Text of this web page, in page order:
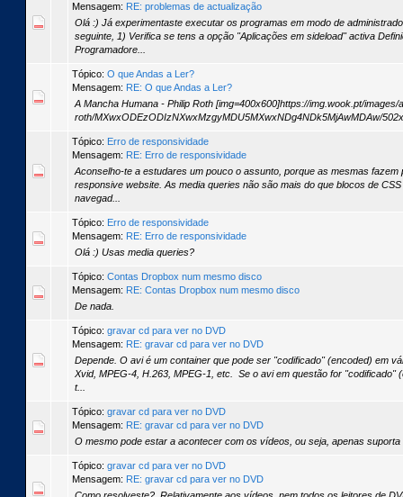
Mensagem: RE: problemas de actualização
Olá :) Já experimentaste executar os programas em modo de
seguinte, 1) Verifica se tens a opção "Aplicações em sideload" activa
Programadore...
Tópico: O que Andas a Ler?
Mensagem: RE: O que Andas a Ler?
A Mancha Humana - Philip Roth [img=400x600]https://img.wook.pt/
roth/MXwxODEzODIzNXwxMzgyMDU5MXwxNDg4NDk5MjAwMDAw/
Tópico: Erro de responsividade
Mensagem: RE: Erro de responsividade
Aconselho-te a estudares um pouco o assunto, porque as mesmas fazem
responsive website. As media queries não são mais do que blocos de
navegad...
Tópico: Erro de responsividade
Mensagem: RE: Erro de responsividade
Olá :) Usas media queries?
Tópico: Contas Dropbox num mesmo disco
Mensagem: RE: Contas Dropbox num mesmo disco
De nada.
Tópico: gravar cd para ver no DVD
Mensagem: RE: gravar cd para ver no DVD
Depende. O avi é um container que pode ser "codificado" (encoded) em
Xvid, MPEG-4, H.263, MPEG-1, etc. Se o avi em questão for "codificado"
t...
Tópico: gravar cd para ver no DVD
Mensagem: RE: gravar cd para ver no DVD
O mesmo pode estar a acontecer com os vídeos, ou seja, apenas suporta
Tópico: gravar cd para ver no DVD
Mensagem: RE: gravar cd para ver no DVD